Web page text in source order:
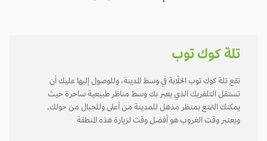
تلة كوك توب
تقع تلة كوك توب الخلّابة في وسط المدينة، وللوصول إليها عليك أن
تستقل التلفريك الذي يعبر بك وسط مناظر طبيعية ساحرة حيث
يمكنك التمتع بمنظر مذهل للمدينة من أعلى وللجبال من حولك.
ويعتبر وقت الغروب هو أفضل وقت لزيارة هذه المنطقة